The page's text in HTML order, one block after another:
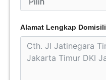
Alamat Lengkap Domisili